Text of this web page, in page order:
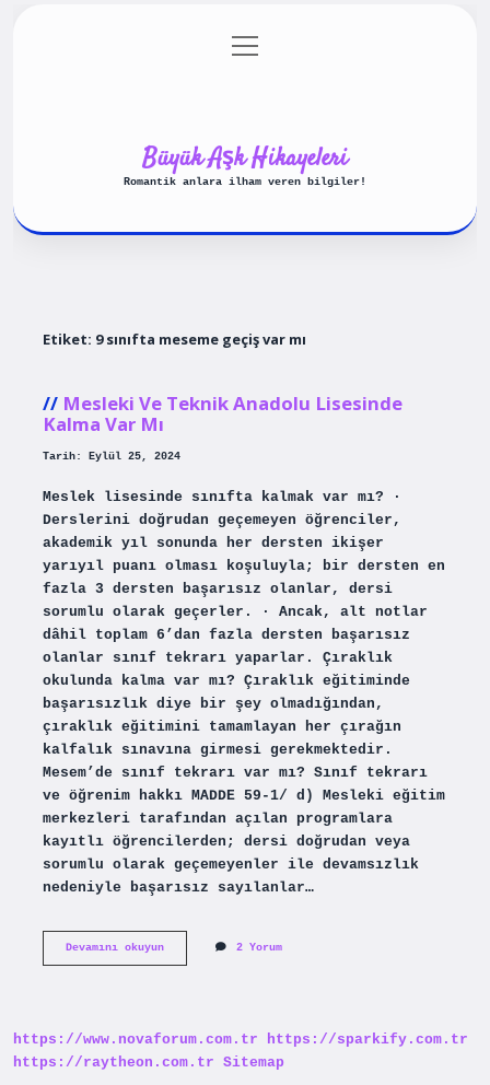
Gizlilik Politikası
menüyü
aç
Büyük Aşk Hikayeleri
Romantik anlara ilham veren bilgiler!
Etiket: 9 sınıfta meseme geçiş var mı
Mesleki Ve Teknik Anadolu Lisesinde
Kalma Var Mı
Tarih: Eylül 25, 2024
Meslek lisesinde sınıfta kalmak var mı? ·
Derslerini doğrudan geçemeyen öğrenciler,
akademik yıl sonunda her dersten ikişer
yarıyıl puanı olması koşuluyla; bir dersten en
fazla 3 dersten başarısız olanlar, dersi
sorumlu olarak geçerler. · Ancak, alt notlar
dâhil toplam 6’dan fazla dersten başarısız
olanlar sınıf tekrarı yaparlar. Çıraklık
okulunda kalma var mı? Çıraklık eğitiminde
başarısızlık diye bir şey olmadığından,
çıraklık eğitimini tamamlayan her çırağın
kalfalık sınavına girmesi gerekmektedir.
Mesem’de sınıf tekrarı var mı? Sınıf tekrarı
ve öğrenim hakkı MADDE 59-1/ d) Mesleki eğitim
merkezleri tarafından açılan programlara
kayıtlı öğrencilerden; dersi doğrudan veya
sorumlu olarak geçemeyenler ile devamsızlık
nedeniyle başarısız sayılanlar…
Devamını okuyunMesleki
Var
2 Yorum
https://www.novaforum.com.tr
https://sparkify.com.tr
https://raytheon.com.tr Sitemap